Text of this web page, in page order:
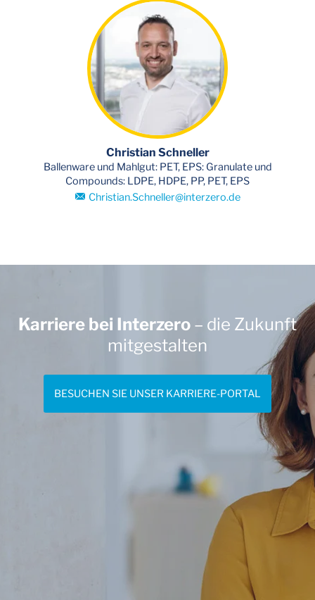
Christian Schneller
Ballenware und Mahlgut: PET, EPS: Granulate und
Compounds: LDPE, HDPE, PP, PET, EPS
Christian.Schneller@interzero.de
Karriere bei Interzero – die Zukunft
mitgestalten
BESUCHEN SIE UNSER KARRIERE-PORTAL